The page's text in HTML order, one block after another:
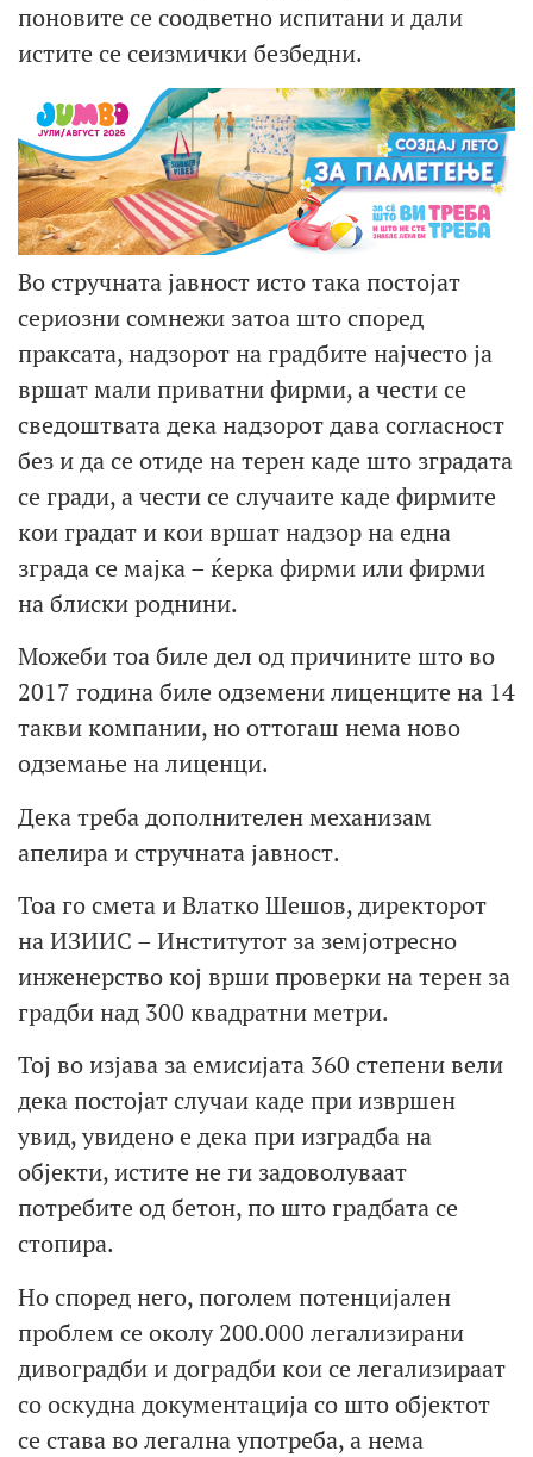
поновите се соодветно испитани и дали
истите се сеизмички безбедни.
Во стручната јавност исто така постојат
сериозни сомнежи затоа што според
праксата, надзорот на градбите најчесто ја
вршат мали приватни фирми, а чести се
сведоштвата дека надзорот дава согласност
без и да се отиде на терен каде што зградата
се гради, а чести се случаите каде фирмите
кои градат и кои вршат надзор на една
зграда се мајка – ќерка фирми или фирми
на блиски роднини.
Можеби тоа биле дел од причините што во
2017 година биле одземени лиценците на 14
такви компании, но оттогаш нема ново
одземање на лиценци.
Дека треба дополнителен механизам
апелира и стручната јавност.
Тоа го смета и Влатко Шешов, директорот
на ИЗИИС – Институтот за земјотресно
инженерство кој врши проверки на терен за
градби над 300 квадратни метри.
Тој во изјава за емисијата 360 степени вели
дека постојат случаи каде при извршен
увид, увидено е дека при изградба на
објекти, истите не ги задоволуваат
потребите од бетон, по што градбата се
стопира.
Но според него, поголем потенцијален
проблем се околу 200.000 легализирани
дивоградби и доградби кои се легализираат
со оскудна документација со што објектот
се става во легална употреба, а нема